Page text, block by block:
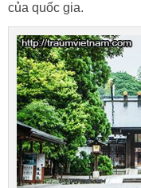
của quốc gia.